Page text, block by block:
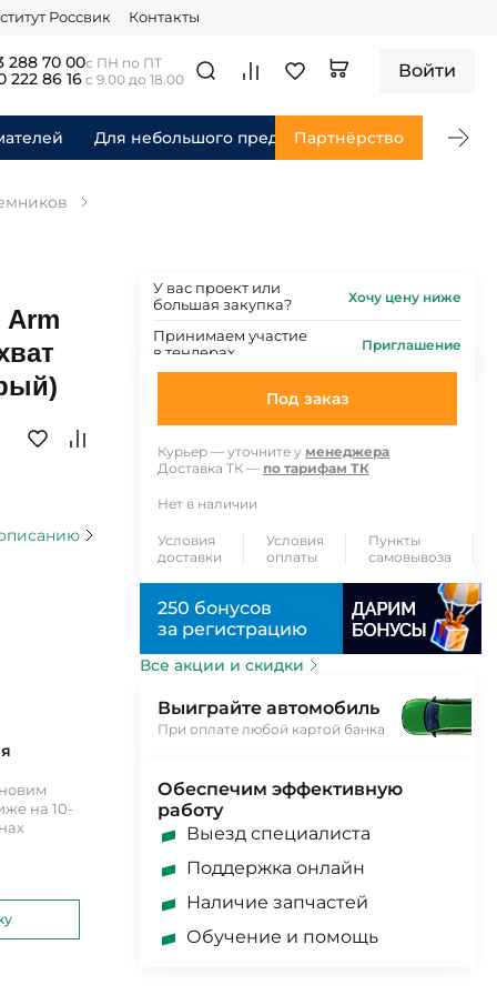
Россвик Контакты
288 70 00
222 86 16
с ПН по ПТ
с 9.00 до 18.00
Войти
Для небольшого предприятия Для
Партнёрство
Arm
на 10-
У вас проект или
большая закупка?
Хочу цену ниже
Принимаем участие
в тендерах
Приглашение
Под заказ
Курьер — уточните у менеджера
Доставка ТК — по тарифам ТК
Нет в наличии
Условия
доставки
Условия
оплаты
Пункты
самовывоза
250 бонусов
за регистрацию
Все акции и скидки
Выиграйте автомобиль
При оплате любой картой банка
Обеспечим эффективную
работу
Выезд специалиста
Поддержка онлайн
Наличие запчастей
Обучение и помощь